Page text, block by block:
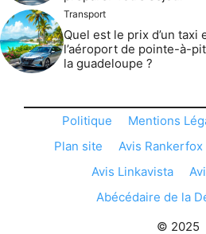
Transport
Quel est le prix d’un taxi
l’aéroport de pointe-à-
la guadeloupe ?
Politique Mentions
Plan site
Avis Rankerfox
Avis Linkavista
Abécédaire de la
© 2025